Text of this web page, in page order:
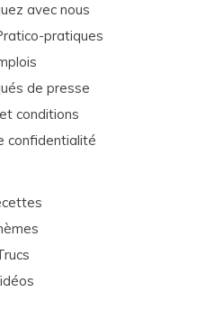
avec nous
pratiques
de presse
conditions
confidentialité